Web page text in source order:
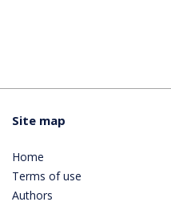
Site map
Home
Terms of use
Authors